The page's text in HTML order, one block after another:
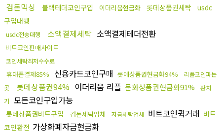
검돈믹싱
블랙테더코인구입 이더리움현금화 롯데상품권세탁
usdc
구입대행
usdc전송대행 소액결제세탁 소액결제테더전환
비트코인판매사이트
코인세탁최저수수료
휴대폰결제85% 신용카드코인구매 롯데상품권현금화94%
리플코인파는
곳
롯데상품권94% 이더리움 리플 문화상품권현금화91%
환치
기
모든코인구입가능
롯데상품권비트구입 검돈세탁업체 자금세탁업체 비트코인퀵거래 비트
코인환전 가상화폐자금현금화